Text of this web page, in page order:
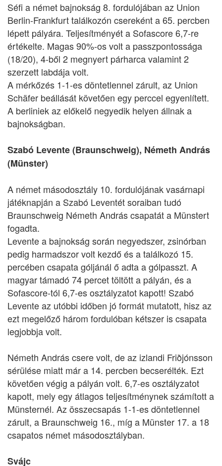
Séfi a német bajnokság 8. fordulójában az Union
Berlin-Frankfurt találkozón csereként a 65. percben
lépett pályára. Teljesítményét a Sofascore 6,7-re
értékelte. Magas 90%-os volt a passzpontossága
(18/20), 4-ből 2 megnyert párharca valamint 2
szerzett labdája volt.
A mérkőzés 1-1-es döntetlennel zárult, az Union
Schäfer beállását követően egy perccel egyenlített.
A berliniek az előkelő negyedik helyen állnak a
bajnokságban.
Szabó Levente (Braunschweig), Németh András
(Münster)
A német másodosztály 10. fordulójának vasárnapi
játéknapján a Szabó Leventét soraiban tudó
Braunschweig Németh András csapatát a Münstert
fogadta.
Levente a bajnokság során negyedszer, zsinórban
pedig harmadszor volt kezdő és a találkozó 15.
percében csapata góljánál ő adta a gólpasszt. A
magyar támadó 74 percet töltött a pályán, és a
Sofascore-tól 6,7-es osztályzatot kapott! Szabó
Levente az utóbbi időben jó formát mutatott, hisz az
ezt megelőző három fordulóban kétszer is csapata
legjobbja volt.
Németh András csere volt, de az izlandi Friðjónsson
sérülése miatt már a 14. percben becserélték. Ezt
követően végig a pályán volt. 6,7-es osztályzatot
kapott, mely egy átlagos teljesítménynek számított a
Münsternél. Az összecsapás 1-1-es döntetlennel
zárult, a Braunschweig 16., míg a Münster 17. a 18
csapatos német másodosztályban.
Svájc